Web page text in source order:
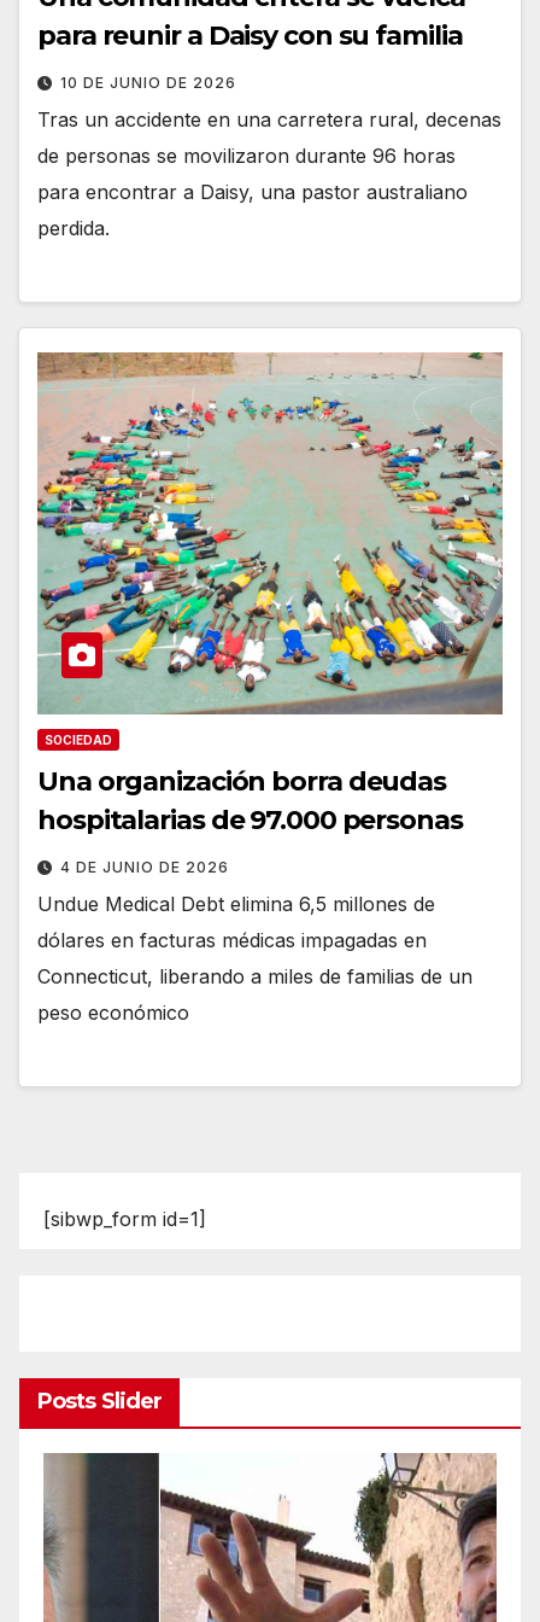
para reunir a Daisy con su familia
10 DE JUNIO DE 2026
Tras un accidente en una carretera rural, decenas
de personas se movilizaron durante 96 horas
para encontrar a Daisy, una pastor australiano
perdida.
SOCIEDAD
Una organización borra deudas
hospitalarias de 97.000 personas
4 DE JUNIO DE 2026
Undue Medical Debt elimina 6,5 millones de
dólares en facturas médicas impagadas en
Connecticut, liberando a miles de familias de un
peso económico
[sibwp_form id=1]
Posts Slider